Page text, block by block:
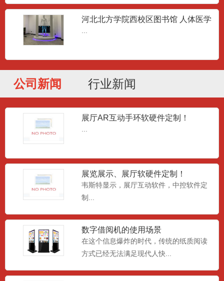
河北北方学院西校区图书馆 人体医学
公司新闻 行业新闻
展厅AR互动手环软硬件定制！
展览展示、展厅软硬件定制！
韦斯特显示，展厅互动软件，中控软件定
制...
数字借阅机的使用场景
在这个信息爆炸的时代，传统的纸质阅读
方式已经无法满足现代人快...
室内小间距P1.0极致微LED
室内小间距LED，超小微距P1mm，视觉
震撼，性价比...
深圳市韦斯特安防技术有限公司是液晶广
告机，户外广告机，LED...